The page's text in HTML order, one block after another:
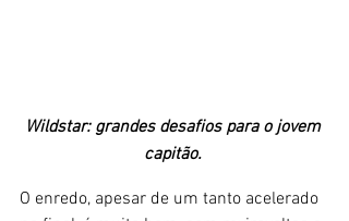
Wildstar: grandes desafios para o jovem
capitão.
O enredo, apesar de um tanto acelerado